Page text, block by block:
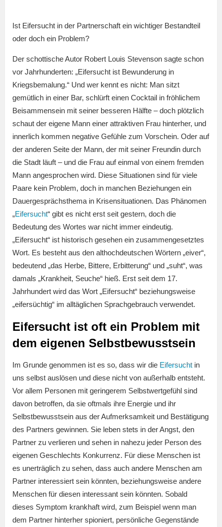
Ist Eifersucht in der Partnerschaft ein wichtiger Bestandteil
oder doch ein Problem?
Der schottische Autor Robert Louis Stevenson sagte schon
vor Jahrhunderten: „Eifersucht ist Bewunderung in
Kriegsbemalung.“ Und wer kennt es nicht: Man sitzt
gemütlich in einer Bar, schlürft einen Cocktail in fröhlichem
Beisammensein mit seiner besseren Hälfte – doch plötzlich
schaut der eigene Mann einer attraktiven Frau hinterher, und
innerlich kommen negative Gefühle zum Vorschein. Oder auf
der anderen Seite der Mann, der mit seiner Freundin durch
die Stadt läuft – und die Frau auf einmal von einem fremden
Mann angesprochen wird. Diese Situationen sind für viele
Paare kein Problem, doch in manchen Beziehungen ein
Dauergesprächsthema in Krisensituationen. Das Phänomen
„Eifersucht“ gibt es nicht erst seit gestern, doch die
Bedeutung des Wortes war nicht immer eindeutig.
„Eifersucht“ ist historisch gesehen ein zusammengesetztes
Wort. Es besteht aus den althochdeutschen Wörtern „eiver“,
bedeutend „das Herbe, Bittere, Erbitterung“ und „suht“, was
damals „Krankheit, Seuche“ hieß. Erst seit dem 17.
Jahrhundert wird das Wort „Eifersucht“ beziehungsweise
„eifersüchtig“ im alltäglichen Sprachgebrauch verwendet.
Eifersucht ist oft ein Problem mit
dem eigenen Selbstbewusstsein
Im Grunde genommen ist es so, dass wir die Eifersucht in
uns selbst auslösen und diese nicht von außerhalb entsteht.
Vor allem Personen mit geringerem Selbstwertgefühl sind
davon betroffen, da sie oftmals ihre Energie und ihr
Selbstbewusstsein aus der Aufmerksamkeit und Bestätigung
des Partners gewinnen. Sie leben stets in der Angst, den
Partner zu verlieren und sehen in nahezu jeder Person des
eigenen Geschlechts Konkurrenz. Für diese Menschen ist
es unerträglich zu sehen, dass auch andere Menschen am
Partner interessiert sein könnten, beziehungsweise andere
Menschen für diesen interessant sein könnten. Sobald
dieses Symptom krankhaft wird, zum Beispiel wenn man
dem Partner hinterher spioniert, persönliche Gegenstände